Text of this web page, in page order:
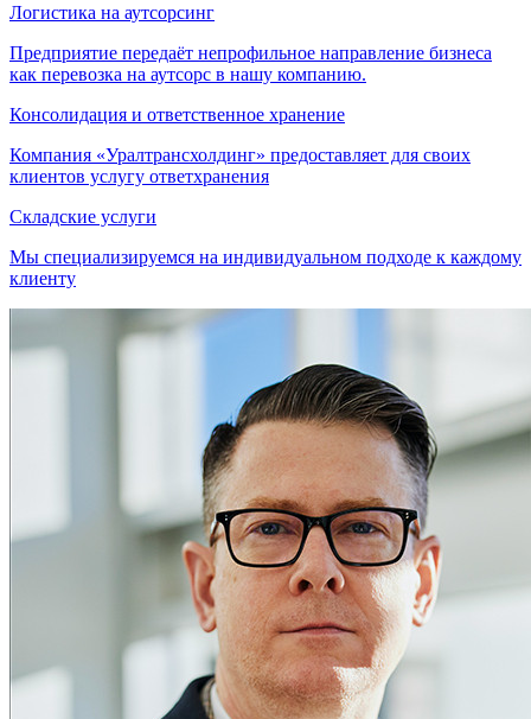
Логистика на аутсорсинг
Предприятие передаёт непрофильное направление бизнеса
как перевозка на аутсорс в нашу компанию.
Консолидация и ответственное хранение
Компания «Уралтрансхолдинг» предоставляет для своих
клиентов услугу ответхранения
Складские услуги
Мы специализируемся на индивидуальном подходе к каждому
клиенту